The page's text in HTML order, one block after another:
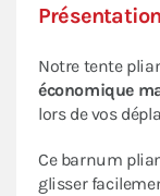
Présentation
Notre tente
économique
lors de vos
Ce barnum
glisser